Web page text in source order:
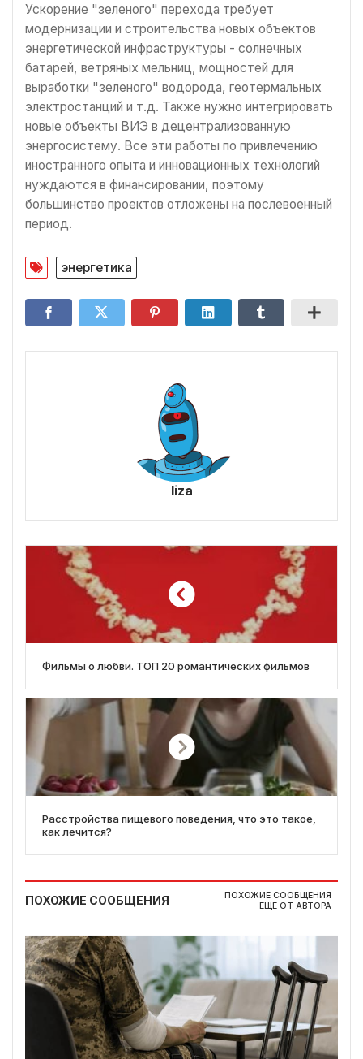
Ускорение "зеленого" перехода требует
модернизации и строительства новых объектов
энергетической инфраструктуры - солнечных
батарей, ветряных мельниц, мощностей для
выработки "зеленого" водорода, геотермальных
электростанций и т.д. Также нужно интегрировать
новые объекты ВИЭ в децентрализованную
энергосистему. Все эти работы по привлечению
иностранного опыта и инновационных технологий
нуждаются в финансировании, поэтому
большинство проектов отложены на послевоенный
период.
энергетика
liza
Фильмы о любви. ТОП 20 романтических фильмов
Расстройства пищевого поведения, что это такое,
как лечится?
ПОХОЖИЕ СООБЩЕНИЯ
ПОХОЖИЕ СООБЩЕНИЯ
ЕЩЕ ОТ АВТОРА